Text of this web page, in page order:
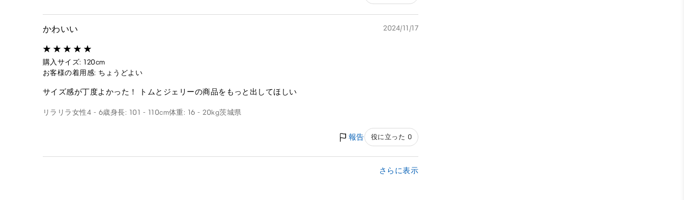
かわいい 2024/11/17
購入サイズ: 120cm
お客様の着用感: ちょうどよい
サイズ感が丁度よかった！ トムとジェリーの商品をもっと出してほしい
リラリラ女性4 - 6歳身長: 101 - 110cm体重: 16 - 20kg茨城県
報告 役に立った 0
さらに表示